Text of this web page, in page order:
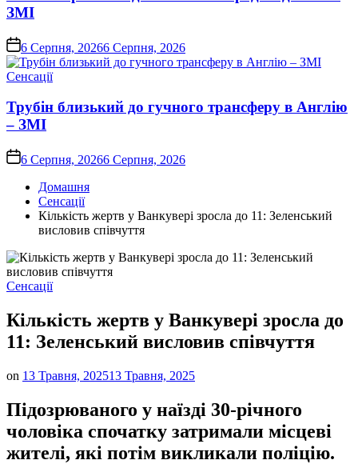
ЗМІ
on6 Серпня, 20266 Серпня, 2026
Опублікувати
Сенсації
Трубін близький до гучного трансферу в Англію
– ЗМІ
on6 Серпня, 20266 Серпня, 2026
Домашня
Сенсації
Кількість жертв у Ванкувері зросла до 11: Зеленський
висловив співчуття
Опублікувати
Сенсації
Кількість жертв у Ванкувері зросла до
11: Зеленський висловив співчуття
on 13 Травня, 202513 Травня, 2025
Підозрюваного у наїзді 30-річного
чоловіка спочатку затримали місцеві
жителі, які потім викликали поліцію.